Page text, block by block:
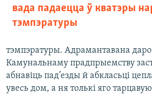
вада падаецца ў кватэры
тэмпэратуры
тэмпэратуры. Адрамантавана
Камунальнаму прадпрыемству
абнавіць пад’езды й абкласьці
увесь дом, а ня толькі яго